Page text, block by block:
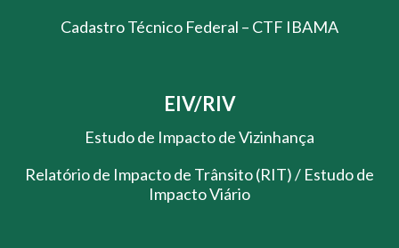
Cadastro Técnico Federal – CTF IBAMA
EIV/RIV
Estudo de Impacto de Vizinhança
Relatório de Impacto de Trânsito (RIT) / Estudo de
Impacto Viário